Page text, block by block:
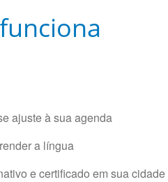
ajuste à sua agenda
a língua
e certificado em sua